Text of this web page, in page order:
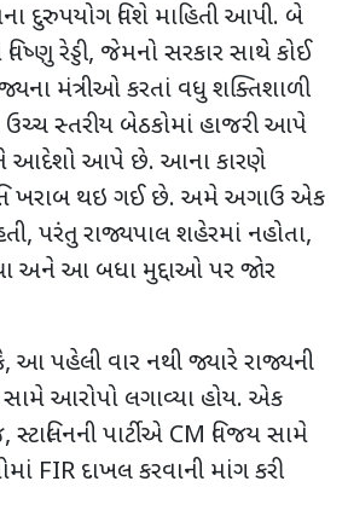
દુરુપયોગ વિશે માહિતી આપી. બે
રેડ્ડી, જેમનો સરકાર સાથે કોઈ
મંત્રીઓ કરતાં વધુ શક્તિશાળી
સ્તરીય બેઠકોમાં હાજરી આપે
આદેશો આપે છે. આના કારણે
ખરાબ થઇ ગઈ છે. અમે અગાઉ એક
, પરંતુ રાજ્યપાલ શહેરમાં નહોતા,
અને આ બધા મુદ્દાઓ પર જોર
, આ પહેલી વાર નથી જ્યારે રાજ્યની
સામે આરોપો લગાવ્યા હોય. એક
, સ્ટાલિનની પાર્ટીએ CM વિજય સામે
FIR દાખલ કરવાની માંગ કરી